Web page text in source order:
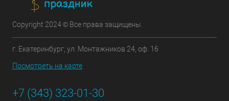
Copyright 2024 © Все права защищены.
г. Екатеринбург, ул. Монтажников 24, оф. 16
Посмотреть на карте
+7 (343) 323-01-30